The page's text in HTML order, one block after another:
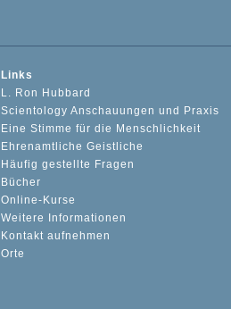
Links
L. Ron Hubbard
Scientology Anschauungen und Praxis
Eine Stimme für die Menschlichkeit
Ehrenamtliche Geistliche
Häufig gestellte Fragen
Bücher
Online-Kurse
Weitere Informationen
Kontakt aufnehmen
Orte